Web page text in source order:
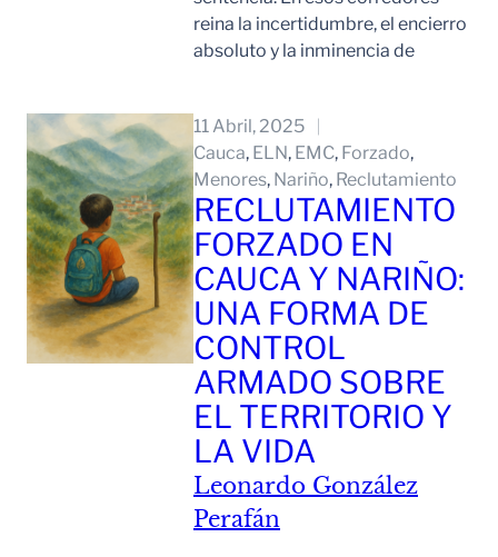
reina la incertidumbre, el encierro
absoluto y la inminencia de
11 Abril, 2025
Cauca, ELN, EMC, Forzado
Menores, Nariño, Reclutamiento
RECLUTAMIENTO
FORZADO EN
CAUCA Y NARIÑO:
UNA FORMA DE
CONTROL
ARMADO SOBRE
EL TERRITORIO Y
LA VIDA
Leonardo González
Perafán